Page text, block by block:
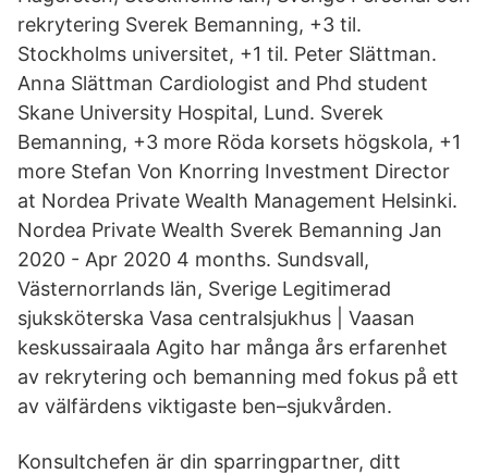
rekrytering Sverek Bemanning, +3 til.
Stockholms universitet, +1 til. Peter Slättman.
Anna Slättman Cardiologist and Phd student
Skane University Hospital, Lund. Sverek
Bemanning, +3 more Röda korsets högskola, +1
more Stefan Von Knorring Investment Director
at Nordea Private Wealth Management Helsinki.
Nordea Private Wealth Sverek Bemanning Jan
2020 - Apr 2020 4 months. Sundsvall,
Västernorrlands län, Sverige Legitimerad
sjuksköterska Vasa centralsjukhus | Vaasan
keskussairaala Agito har många års erfarenhet
av rekrytering och bemanning med fokus på ett
av välfärdens viktigaste ben–sjukvården.
Konsultchefen är din sparringpartner, ditt